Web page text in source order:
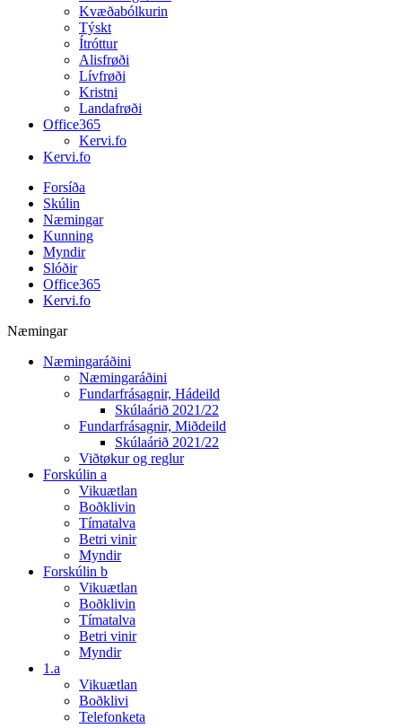
Kvæðabólkurin
Týskt
Ítróttur
Alisfrøði
Lívfrøði
Kristni
Landafrøði
Office365
Kervi.fo
Kervi.fo
Forsíða
Skúlin
Næmingar
Kunning
Myndir
Slóðir
Office365
Kervi.fo
Næmingar
Næmingaráðini
Næmingaráðini
Fundarfrásagnir, Hádeild
Skúlaárið 2021/22
Fundarfrásagnir, Miðdeild
Skúlaárið 2021/22
Viðtøkur og reglur
Forskúlin a
Vikuætlan
Boðklivin
Tímatalva
Betri vinir
Myndir
Forskúlin b
Vikuætlan
Boðklivin
Tímatalva
Betri vinir
Myndir
1.a
Vikuætlan
Boðklivi
Telefonketa